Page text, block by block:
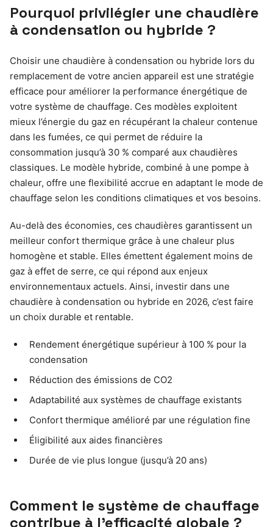
Pourquoi privilégier une chaudière
à condensation ou hybride ?
Choisir une chaudière à condensation ou hybride lors du
remplacement de votre ancien appareil est une stratégie
efficace pour améliorer la performance énergétique de
votre système de chauffage. Ces modèles exploitent
mieux l’énergie du gaz en récupérant la chaleur contenue
dans les fumées, ce qui permet de réduire la
consommation jusqu’à 30 % comparé aux chaudières
classiques. Le modèle hybride, combiné à une pompe à
chaleur, offre une flexibilité accrue en adaptant le mode de
chauffage selon les conditions climatiques et vos besoins.
Au-delà des économies, ces chaudières garantissent un
meilleur confort thermique grâce à une chaleur plus
homogène et stable. Elles émettent également moins de
gaz à effet de serre, ce qui répond aux enjeux
environnementaux actuels. Ainsi, investir dans une
chaudière à condensation ou hybride en 2026, c’est faire
un choix durable et rentable.
Rendement énergétique supérieur à 100 % pour la
condensation
Réduction des émissions de CO2
Adaptabilité aux systèmes de chauffage existants
Confort thermique amélioré par une régulation fine
Éligibilité aux aides financières
Durée de vie plus longue (jusqu’à 20 ans)
Comment le système de chauffage
contribue à l’efficacité globale ?